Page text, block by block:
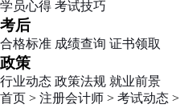
学员心得 考试技巧
考后
合格标准 成绩查询 证书领取
政策
行业动态 政策法规 就业前景
首页 > 注册会计师 > 考试动态 >